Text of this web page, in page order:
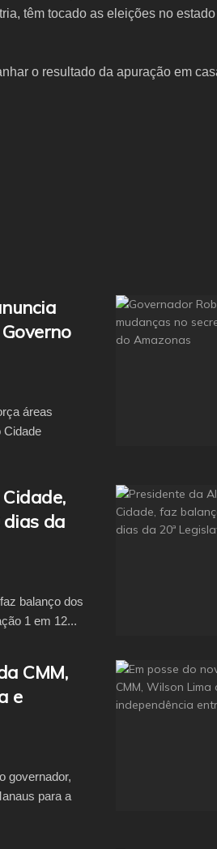
têm tocado as eleições no
o resultado da apuração em
áreas
Cidade
da
balanço dos
1 em 12...
CMM,
e
governador,
para a